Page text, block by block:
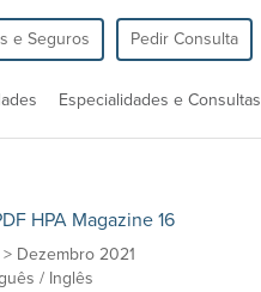
e Seguros Pedir Consulta
Especialidades e Consultas
HPA Magazine 16
Dezembro 2021
/ Inglês